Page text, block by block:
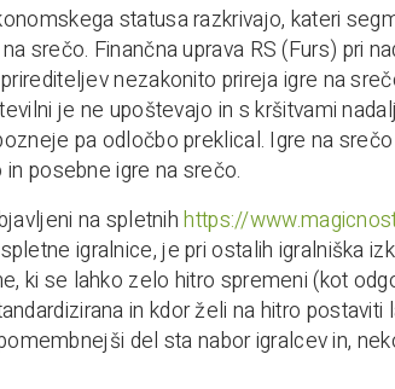
statusa razkrivajo, kateri
srečo. Finančna uprava RS (Furs) pri
nezakonito prireja igre na
je ne upoštevajo in s kršitvami
pa odločbo preklical. Igre na
posebne igre na srečo.
na spletnihhttps://
igralnice, je pri ostalih igralniška
ki se lahko zelo hitro spremeni (kot
in kdor želi na hitro postaviti
del sta nabor igralcev in,